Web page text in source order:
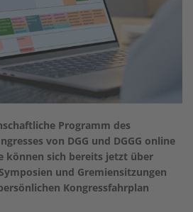
Programm des
von DGG und DGGG online
können sich bereits jetzt über
und Gremiensitzungen
Kongressfahrplan